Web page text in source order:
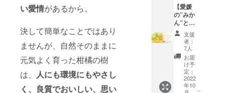
い愛情があるから。
決して簡単なことではあり
ませんが、自然そのままに
元気よく育った柑橘の樹
は、 人にも環境にもやさし
く、良質でおいしい、思い
枚 ※
パッ
ケージ
は、ご
支援い
ただく
方に3種
類のデ
ザイン
から投
票で選
んでい
生せっ
けん50
ｇ／1
個：朝
晩のご
使用で
約30日
分（泡
立て
ネッ
ト・ス
容】 み
かんの
生せっ
けん50
ｇ／1
個：朝
晩のご
使用で
約30日
分（泡
立て
みかん
果皮エ
キスを
配合し
たみか
んの生
せっけ
んと伊
予レモ
ン果実
エキス
【愛媛
の”みか
ん”と”
レモ
ン”弾む
香りの
生せっ
けん各1
+Limon
eオリジ
支援
者：
7人
お届
け予
定：
2022
年10